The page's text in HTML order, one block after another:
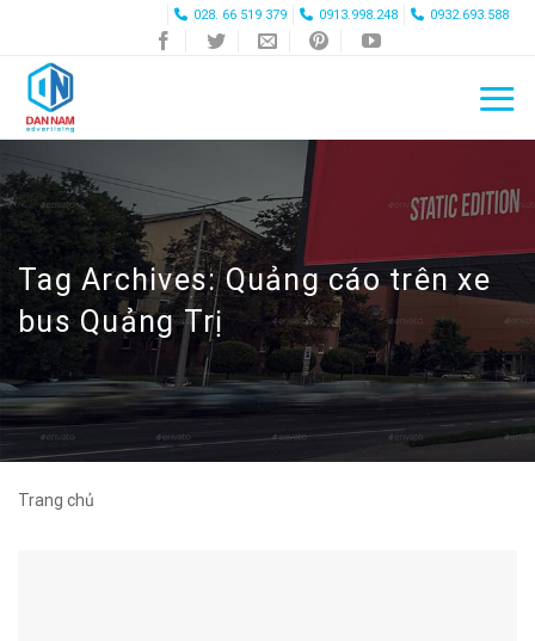
content
028. 66 519 379 0913.998.248 0932.693.588
Tag Archives:Quảng cáo trên xe
bus Quảng Trị
Trang chủ